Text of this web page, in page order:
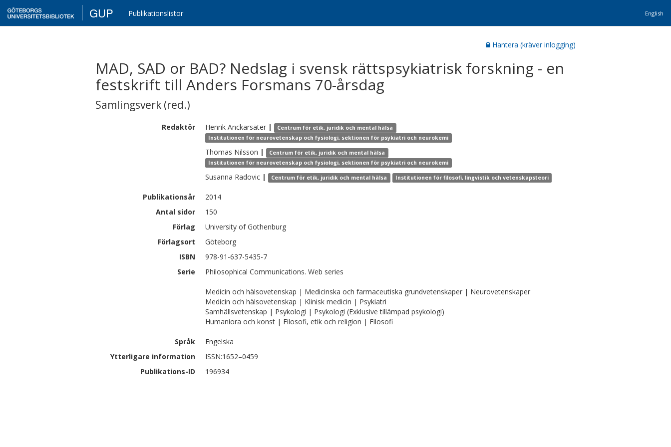
GUP Publikationslistor English
Hantera (kräver inlogging)
MAD, SAD or BAD? Nedslag i svensk rättspsykiatrisk forskning - en
festskrift till Anders Forsmans 70-årsdag
Samlingsverk (red.)
Redaktör Henrik Anckarsäter |
Centrum för etik, juridik och mental hälsa
Institutionen för neurovetenskap och fysiologi, sektionen för psykiatri och neurokemi
Thomas Nilsson |
Centrum för etik, juridik och mental hälsa
Institutionen för neurovetenskap och fysiologi, sektionen för psykiatri och neurokemi
Susanna Radovic | Centrum för etik, juridik och mental hälsa Institutionen för filosofi, lingvistik och vetenskapsteori
Publikationsår
2014
Antal sidor
150
Förlag
University of Gothenburg
Förlagsort
Göteborg
ISBN
978-91-637-5435-7
Serie
Philosophical Communications. Web series
Medicin och hälsovetenskap | Medicinska och farmaceutiska grundvetenskaper | Neurovetenskaper
Medicin och hälsovetenskap | Klinisk medicin | Psykiatri
Samhällsvetenskap | Psykologi | Psykologi (Exklusive tillämpad psykologi)
Humaniora och konst | Filosofi, etik och religion | Filosofi
Språk
Engelska
Ytterligare information
ISSN:1652–0459
Publikations-ID
196934